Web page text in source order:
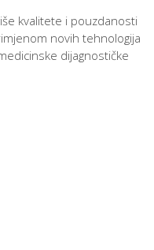
kvalitete i pouzdanosti
novih tehnologija
dijagnostičke